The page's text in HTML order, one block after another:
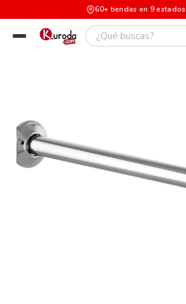
60+ tiendas en 9 estados